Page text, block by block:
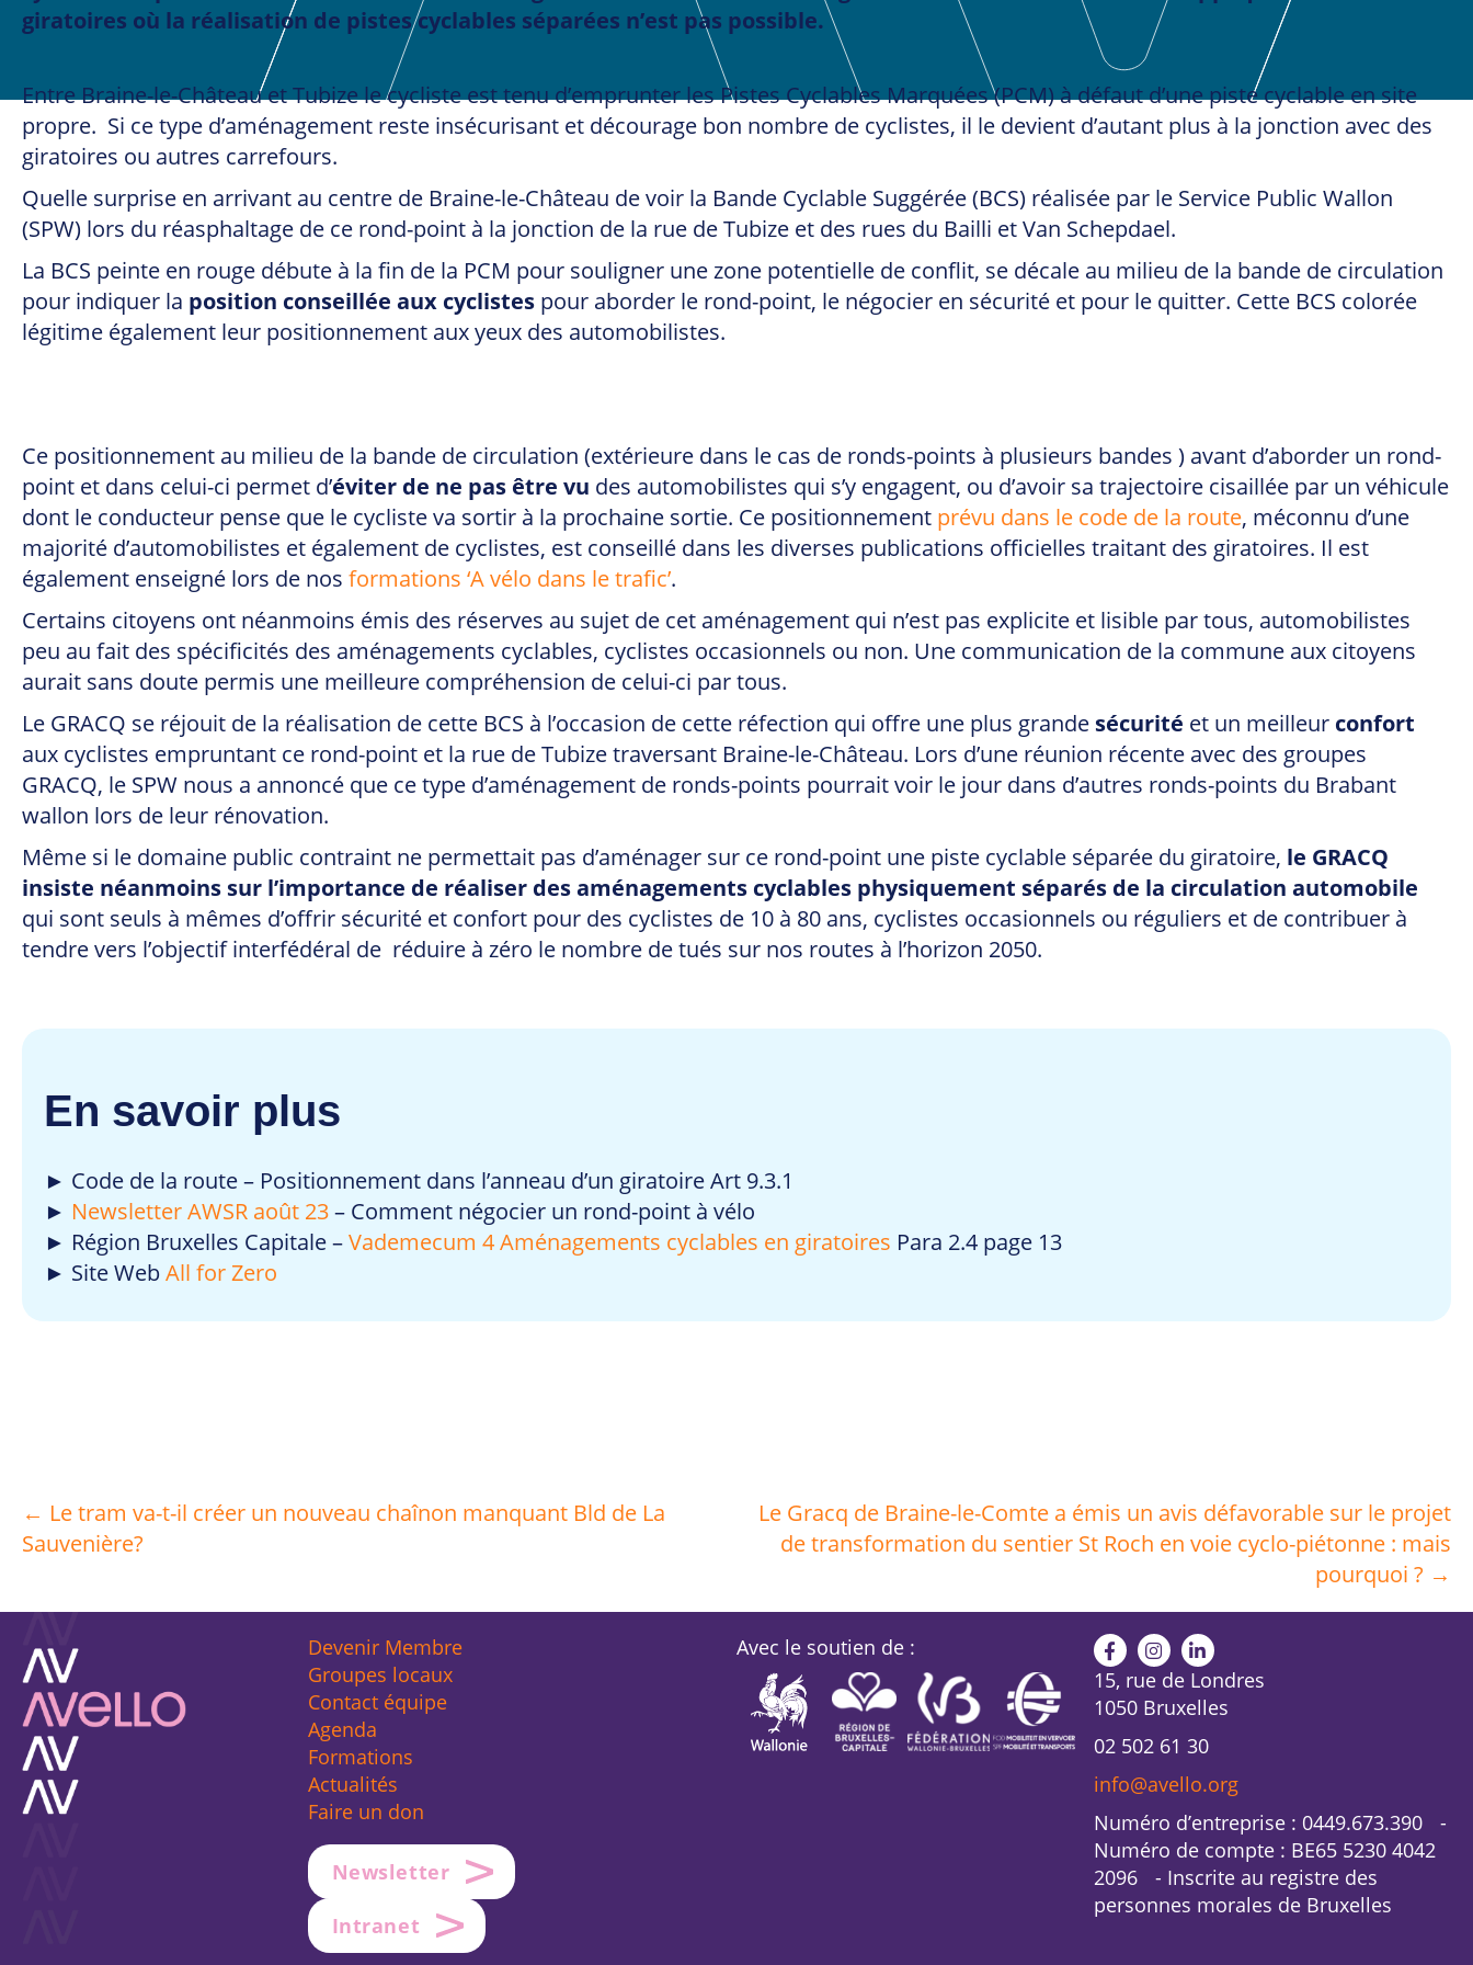
giratoires où la réalisation de pistes cyclables séparées n’est pas possible.
Entre Braine-le-Château et Tubize le cycliste est tenu d’emprunter les Pistes Cyclables Marquées (PCM) à défaut d’une piste cyclable en site
propre. Si ce type d’aménagement reste insécurisant et décourage bon nombre de cyclistes, il le devient d’autant plus à la jonction avec des
giratoires ou autres carrefours.
Quelle surprise en arrivant au centre de Braine-le-Château de voir la Bande Cyclable Suggérée (BCS) réalisée par le Service Public Wallon
(SPW) lors du réasphaltage de ce rond-point à la jonction de la rue de Tubize et des rues du Bailli et Van Schepdael.
La BCS peinte en rouge débute à la fin de la PCM pour souligner une zone potentielle de conflit, se décale au milieu de la bande de circulation
pour indiquer la position conseillée aux cyclistes pour aborder le rond-point, le négocier en sécurité et pour le quitter. Cette BCS colorée
légitime également leur positionnement aux yeux des automobilistes.
Ce positionnement au milieu de la bande de circulation (extérieure dans le cas de ronds-points à plusieurs bandes ) avant d’aborder un rond-
point et dans celui-ci permet d’éviter de ne pas être vu des automobilistes qui s’y engagent, ou d’avoir sa trajectoire cisaillée par un véhicule
dont le conducteur pense que le cycliste va sortir à la prochaine sortie. Ce positionnement prévu dans le code de la route, méconnu d’une
majorité d’automobilistes et également de cyclistes, est conseillé dans les diverses publications officielles traitant des giratoires. Il est
également enseigné lors de nos formations ‘A vélo dans le trafic’.
Certains citoyens ont néanmoins émis des réserves au sujet de cet aménagement qui n’est pas explicite et lisible par tous, automobilistes
peu au fait des spécificités des aménagements cyclables, cyclistes occasionnels ou non. Une communication de la commune aux citoyens
aurait sans doute permis une meilleure compréhension de celui-ci par tous.
Le GRACQ se réjouit de la réalisation de cette BCS à l’occasion de cette réfection qui offre une plus grande sécurité et un meilleur confort
aux cyclistes empruntant ce rond-point et la rue de Tubize traversant Braine-le-Château. Lors d’une réunion récente avec des groupes
GRACQ, le SPW nous a annoncé que ce type d’aménagement de ronds-points pourrait voir le jour dans d’autres ronds-points du Brabant
wallon lors de leur rénovation.
Même si le domaine public contraint ne permettait pas d’aménager sur ce rond-point une piste cyclable séparée du giratoire, le GRACQ
insiste néanmoins sur l’importance de réaliser des aménagements cyclables physiquement séparés de la circulation automobile
qui sont seuls à mêmes d’offrir sécurité et confort pour des cyclistes de 10 à 80 ans, cyclistes occasionnels ou réguliers et de contribuer à
tendre vers l’objectif interfédéral de réduire à zéro le nombre de tués sur nos routes à l’horizon 2050.
En savoir plus
► Code de la route – Positionnement dans l’anneau d’un giratoire Art 9.3.1
► Newsletter AWSR août 23– Comment négocier un rond-point à vélo
► Région Bruxelles Capitale –Vademecum 4 Aménagements cyclables en giratoires Para 2.4 page 13
► Site WebAll for Zero
Posts
navigation
← Le tram va-t-il créer un nouveau chaînon manquant Bld de La
Sauvenière?
Le Gracq de Braine-le-Comte a émis un avis défavorable sur le projet
de transformation du sentier St Roch en voie cyclo-piétonne : mais
pourquoi ? →
Devenir Membre
Groupes locaux
Contact équipe
Agenda
Formations
Actualités
Faire un don
Newsletter
Intranet
Avec le soutien de :
15, rue de Londres
1050 Bruxelles
02 502 61 30
info@avello.org
Numéro d’entreprise : 0449.673.390 -
Numéro de compte : BE65 5230 4042
2096 - Inscrite au registre des
personnes morales de Bruxelles